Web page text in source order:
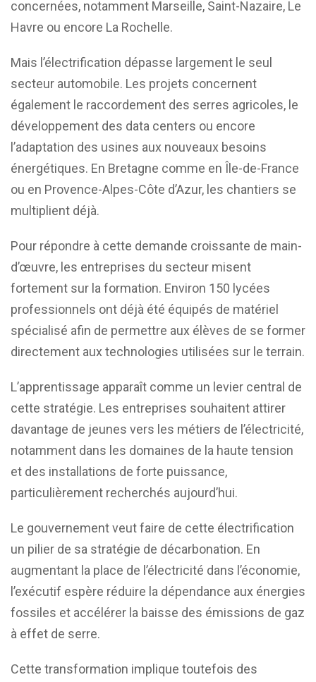
concernées, notamment Marseille, Saint-Nazaire, Le
Havre ou encore La Rochelle.
Mais l’électrification dépasse largement le seul
secteur automobile. Les projets concernent
également le raccordement des serres agricoles, le
développement des data centers ou encore
l’adaptation des usines aux nouveaux besoins
énergétiques. En Bretagne comme en Île-de-France
ou en Provence-Alpes-Côte d’Azur, les chantiers se
multiplient déjà.
Pour répondre à cette demande croissante de main-
d’œuvre, les entreprises du secteur misent
fortement sur la formation. Environ 150 lycées
professionnels ont déjà été équipés de matériel
spécialisé afin de permettre aux élèves de se former
directement aux technologies utilisées sur le terrain.
L’apprentissage apparaît comme un levier central de
cette stratégie. Les entreprises souhaitent attirer
davantage de jeunes vers les métiers de l’électricité,
notamment dans les domaines de la haute tension
et des installations de forte puissance,
particulièrement recherchés aujourd’hui.
Le gouvernement veut faire de cette électrification
un pilier de sa stratégie de décarbonation. En
augmentant la place de l’électricité dans l’économie,
l’exécutif espère réduire la dépendance aux énergies
fossiles et accélérer la baisse des émissions de gaz
à effet de serre.
Cette transformation implique toutefois des